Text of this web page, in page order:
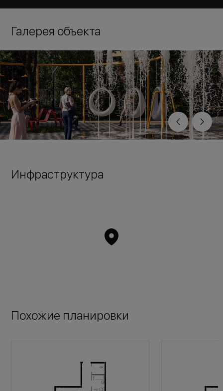
Галерея объекта
Инфраструктура
Похожие планировки